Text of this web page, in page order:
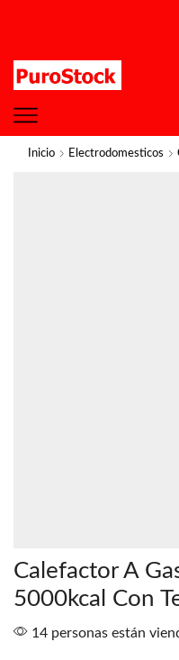
Inicio Electrodomesticos
Calefactor A
5000kcal Con
14 personas están